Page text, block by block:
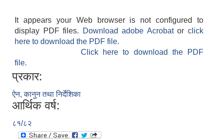
It appears your Web browser is not configured to
display PDF files.
Download adobe Acrobatorclick
here to download the PDF file.
Click here to download the PDF
file.
प्रकार:
ऐन, कानुन तथा निर्देशिका
आर्थिक वर्ष:
८१/८२